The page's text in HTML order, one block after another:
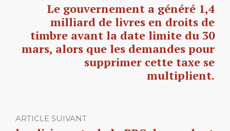
Le gouvernement a généré 1,4
milliard de livres en droits de
timbre avant la date limite du 30
mars, alors que les demandes pour
supprimer cette taxe se
multiplient.
ARTICLE SUIVANT